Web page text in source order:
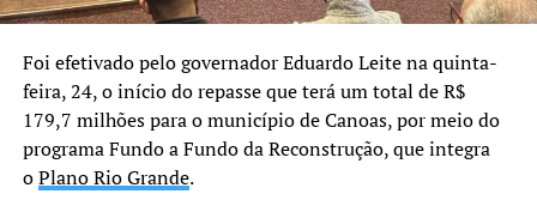
documentos, planos golpistas e atos violentos —
democrática.
A maioria dos ministros entendeu que a PGR apresentou
provas suficientes para condenar o ex-presidente e seus
aliados.
Foi efetivado pelo governador Eduardo Leite na quinta-
feira, 24, o início do repasse que terá um total de R$
179,7 milhões para o município de Canoas, por meio do
programa Fundo a Fundo da Reconstrução, que integra
oPlano Rio Grande.